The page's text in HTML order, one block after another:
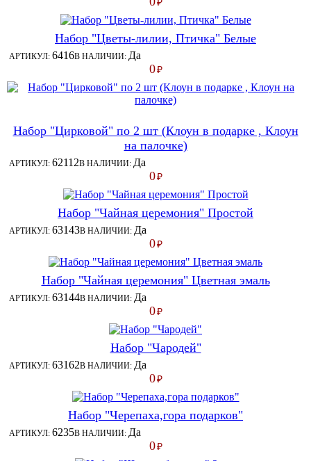
₽
Набор "Цветы-лилии, Птичка" Белые
АРТИКУЛ: 6416В НАЛИЧИИ: Да
0₽
Набор "Цирковой" по 2 шт (Клоун в подарке , Клоун
на палочке)
АРТИКУЛ: 62112В НАЛИЧИИ: Да
0₽
Набор "Чайная церемония" Простой
АРТИКУЛ: 63143В НАЛИЧИИ: Да
0₽
Набор "Чайная церемония" Цветная эмаль
АРТИКУЛ: 63144В НАЛИЧИИ: Да
0₽
Набор "Чародей"
АРТИКУЛ: 63162В НАЛИЧИИ: Да
0₽
Набор "Черепаха,гора подарков"
АРТИКУЛ: 6235В НАЛИЧИИ: Да
0₽